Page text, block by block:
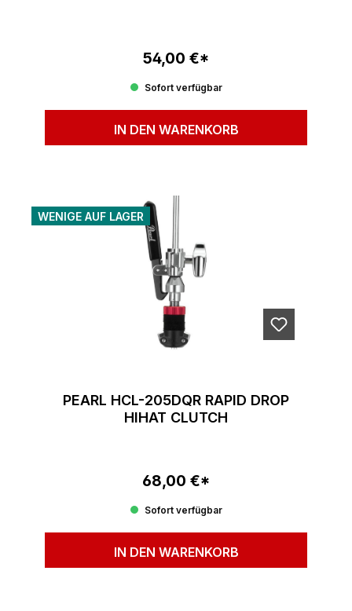
Regulärer Preis:
54,00 €*
Sofort verfügbar
IN DEN WARENKORB
WENIGE AUF LAGER
PEARL HCL-205DQR RAPID DROP
HIHAT CLUTCH
Regulärer Preis:
68,00 €*
Sofort verfügbar
IN DEN WARENKORB